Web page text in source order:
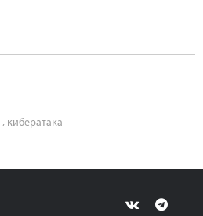
, кибератака